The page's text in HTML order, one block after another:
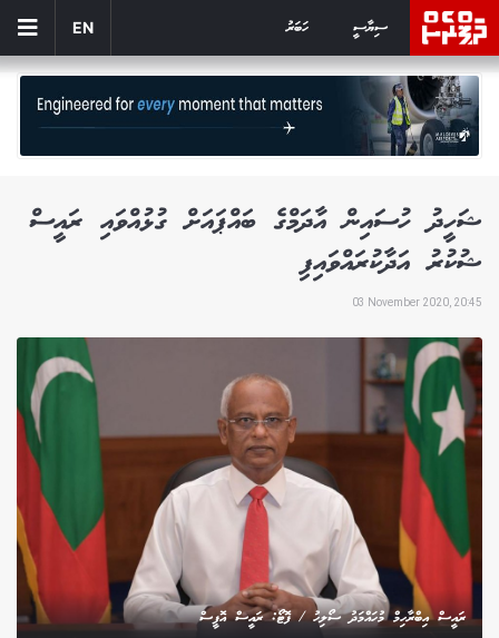
ސިޔާސީ ހަބަރު EN
ޝަހީދު ހުސައިން އާދަމްގެ ބައްޕައަށް ގުޅުއްވައި ރައީސް
ޝުކުރު އަދާކުރައްވައިފި
03 November 2020, 20:45
ރައީސް އިބްރާހިމް މުހައްމަދު ސޯލިހު / ފޮޓޯ: ރައީސް އޮފީސް